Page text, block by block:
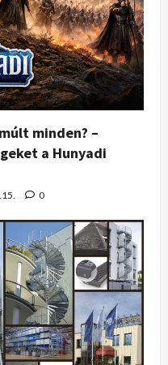
minden? –
a Hunyadi
0